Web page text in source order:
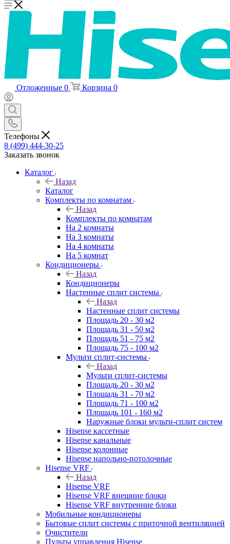
Отложенные 0 Корзина 0
Телефоны
8 (499) 444-30-25
Заказать звонок
Каталог
Назад
Каталог
Комплекты по комнатам
Назад
Комплекты по комнатам
На 2 комнаты
На 3 комнаты
На 4 комнаты
На 5 комнат
Кондиционеры
Назад
Кондиционеры
Настенные сплит системы
Назад
Настенные сплит системы
Площадь 20 - 30 м2
Площадь 31 - 50 м2
Площадь 51 - 75 м2
Площадь 75 - 100 м2
Мульти сплит-системы
Назад
Мульти сплит-системы
Площадь 20 - 30 м2
Площадь 31 - 70 м2
Площадь 71 - 100 м2
Площадь 101 - 160 м2
Наружные блоки мульти-сплит систем
Hisense кассетные
Hisense канальные
Hisense колонные
Hisense напольно-потолочные
Hisense VRF
Назад
Hisense VRF
Hisense VRF внешние блоки
Hisense VRF внутренние блоки
Мобильные кондиционеры
Бытовые сплит системы с приточной вентиляцией
Очистители
Пульты управления Hisense